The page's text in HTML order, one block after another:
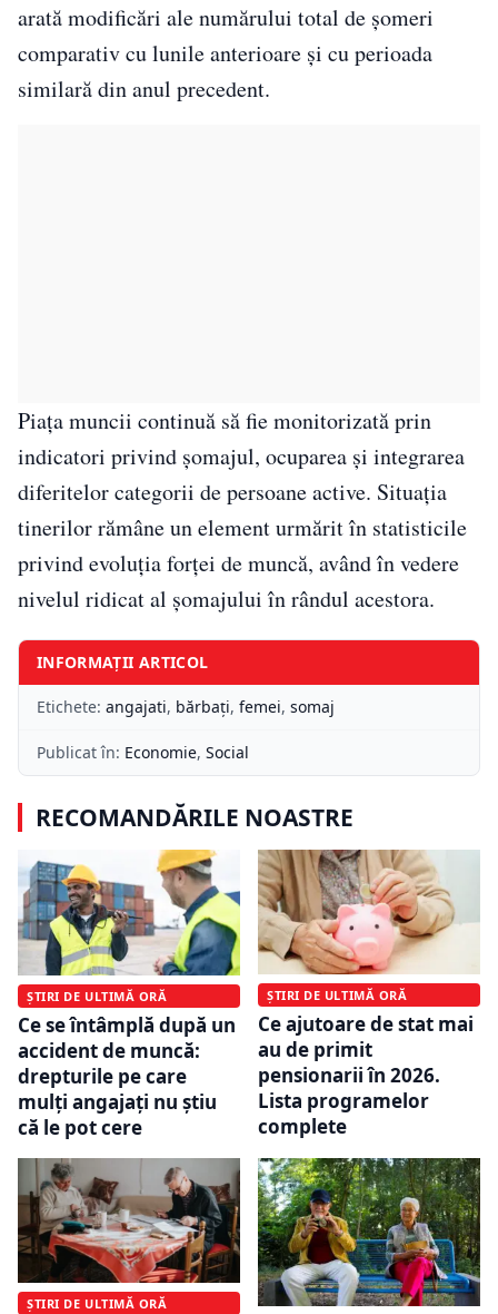
arată modificări ale numărului total de șomeri
comparativ cu lunile anterioare și cu perioada
similară din anul precedent.
Piața muncii continuă să fie monitorizată prin
indicatori privind șomajul, ocuparea și integrarea
diferitelor categorii de persoane active. Situația
tinerilor rămâne un element urmărit în statisticile
privind evoluția forței de muncă, având în vedere
nivelul ridicat al șomajului în rândul acestora.
INFORMAȚII ARTICOL
Etichete: angajati, bărbați, femei, somaj
Publicat în: Economie, Social
RECOMANDĂRILE NOASTRE
ȘTIRI DE ULTIMĂ ORĂ
Ce se întâmplă după un
accident de muncă:
drepturile pe care
mulți angajați nu știu
că le pot cere
ȘTIRI DE ULTIMĂ ORĂ
Ce ajutoare de stat mai
au de primit
pensionarii în 2026.
Lista programelor
complete
ȘTIRI DE ULTIMĂ ORĂ